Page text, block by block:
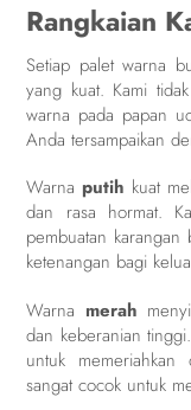
Rangkaian
Setiap palet warna
yang kuat. Kami
warna pada papan
Anda tersampaikan
Warnaputih kuat
dan rasa hormat.
pembuatan
ketenangan bagi
Warna merah
dan keberanian
untuk
sangat cocok untuk